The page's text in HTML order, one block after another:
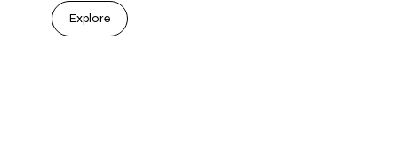
Explore